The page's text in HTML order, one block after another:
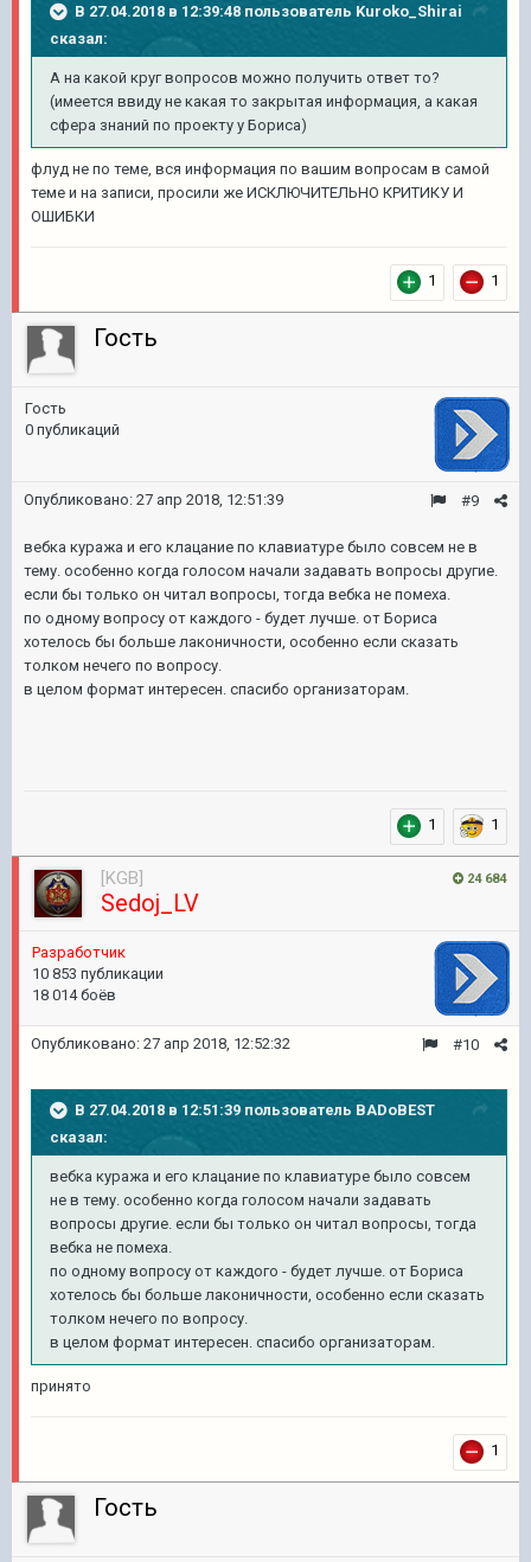
В 27.04.2018 в 12:39:48 пользователь Kuroko_Shirai
сказал:
А на какой круг вопросов можно получить ответ то?
(имеется ввиду не какая то закрытая информация, а какая
сфера знаний по проекту у Бориса)
флуд не по теме, вся информация по вашим вопросам в самой
теме и на записи, просили же ИСКЛЮЧИТЕЛЬНО КРИТИКУ И
ОШИБКИ
1 1
Гость
Гость
0 публикаций
#9
Опубликовано: 27 апр 2018, 12:51:39
вебка куража и его клацание по клавиатуре было совсем не в
тему. особенно когда голосом начали задавать вопросы другие.
если бы только он читал вопросы, тогда вебка не помеха.
по одному вопросу от каждого - будет лучше. от Бориса
хотелось бы больше лаконичности, особенно если сказать
толком нечего по вопросу.
в целом формат интересен. спасибо организаторам.
1 1
24 684
[KGB]
Sedoj_LV
Pазработчик
10 853 публикации
18 014 боёв
#10
Опубликовано: 27 апр 2018, 12:52:32
В 27.04.2018 в 12:51:39 пользователь BADoBEST
сказал:
вебка куража и его клацание по клавиатуре было совсем
не в тему. особенно когда голосом начали задавать
вопросы другие. если бы только он читал вопросы, тогда
вебка не помеха.
по одному вопросу от каждого - будет лучше. от Бориса
хотелось бы больше лаконичности, особенно если сказать
толком нечего по вопросу.
в целом формат интересен. спасибо организаторам.
принято
1
Гость